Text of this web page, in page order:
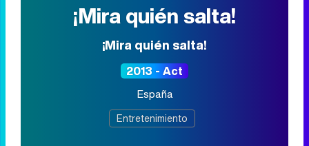
¡Mira quién salta!
¡Mira quién salta!
2013 - Act
España
Entretenimiento